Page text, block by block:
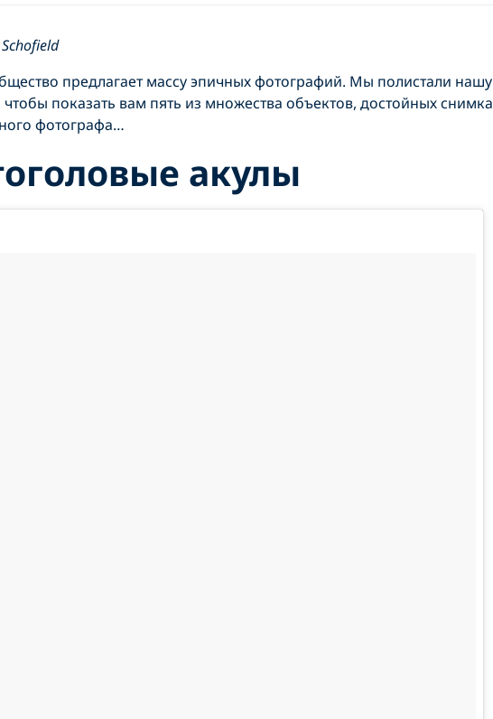
предлагает массу эпичных фотографий. Мы полистали нашу
чтобы показать вам пять из множества объектов, достойных снимка
фотографа…
акулы